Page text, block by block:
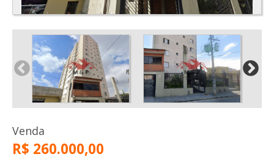
Venda
R$ 260.000,00